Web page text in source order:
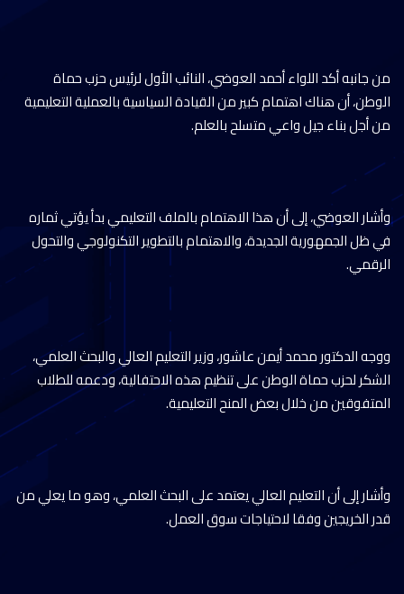
من جانبه أكد اللواء أحمد العوضي، النائب الأول لرئيس حزب حماة
الوطن، أن هناك اهتمام كبير من القيادة السياسية بالعملية التعليمية
من أجل بناء جيل واعي متسلح بالعلم.
وأشار العوضي، إلى أن هذا الاهتمام بالملف التعليمي بدأ يؤتي ثماره
في ظل الجمهورية الجديدة، والاهتمام بالتطوير التكنولوجي والتحول
الرقمي.
ووجه الدكتور محمد أيمن عاشور، وزير التعليم العالي والبحث العلمي،
الشكر لحزب حماة الوطن على تنظيم هذه الاحتفالية، ودعمه للطلاب
المتفوقين من خلال بعض المنح التعليمية.
وأشار إلى أن التعليم العالي يعتمد على البحث العلمي، وهو ما يعلي من
قدر الخريجين وفقا لاحتياجات سوق العمل.